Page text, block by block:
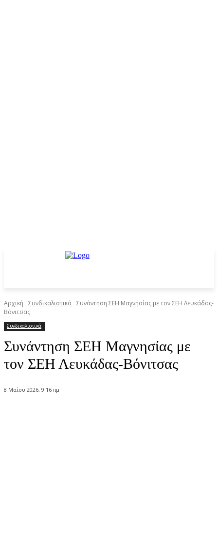
Αρχική Συνδικαλιστικά Συνάντηση ΣΕΗ Μαγνησίας με τον ΣΕΗ Λευκάδας-
Βόνιτσας
Συνδικαλιστικά
Συνάντηση ΣΕΗ Μαγνησίας με
τον ΣΕΗ Λευκάδας-Βόνιτσας
8 Μαΐου 2026, 9:16 πμ